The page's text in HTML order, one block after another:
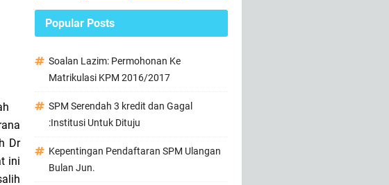
Dr
ini
Popular Posts
Soalan Lazim: Permohonan Ke
Matrikulasi KPM 2016/2017
SPM Serendah 3 kredit dan Gagal
:Institusi Untuk Dituju
Kepentingan Pendaftaran SPM Ulangan
Bulan Jun.